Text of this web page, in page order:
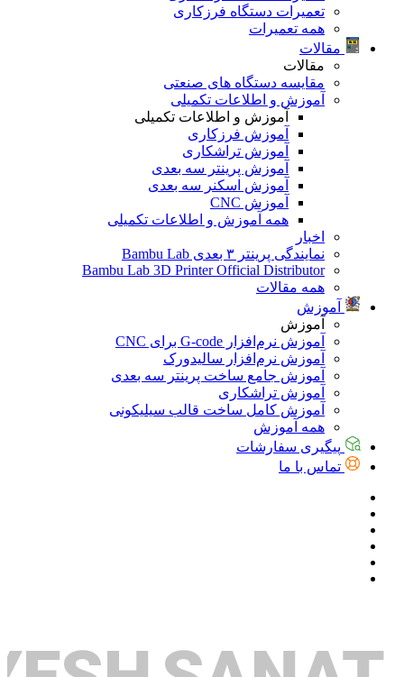
تعمیرات دستگاه فرزکاری
همه تعمیرات
مقالات
مقالات
مقایسه دستگاه های صنعتی
آموزش و اطلاعات تکمیلی
آموزش و اطلاعات تکمیلی
آموزش فرزکاری
آموزش تراشکاری
آموزش پرینتر سه بعدی
آموزش اسکنر سه بعدی
آموزش CNC
همه آموزش و اطلاعات تکمیلی
اخبار
نمایندگی پرینتر ۳ بعدی Bambu Lab
Bambu Lab 3D Printer Official Distributor
همه مقالات
آموزش
آموزش
آموزش نرم‌افزار G-code برای CNC
آموزش نرم‌افزار سالیدورک
آموزش جامع ساخت پرینتر سه بعدی
آموزش تراشکاری
آموزش کامل ساخت قالب سیلیکونی
همه آموزش
پیگیری سفارشات
تماس با ما